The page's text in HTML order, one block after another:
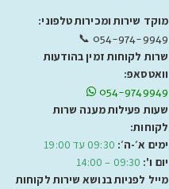
מוקד שירות ומכירות טלפוני:
054-974-9949 📞
שרות לקוחות זמין בהודעות
וואטסאפ:
054-9749949
שעות פעילות מענה שרות
לקוחות:
ימים א׳-ה׳: 09:30 עד 19:00
יום ו': 09:30 – 14:00
מייל לפניות בנושא שירות לקוחות